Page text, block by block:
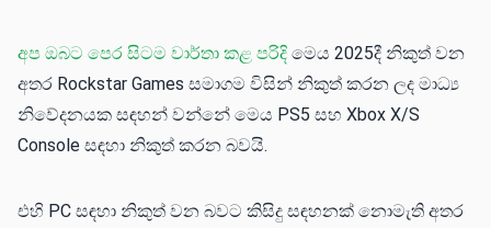
අප ඔබට පෙර සිටම වාර්තා කළ පරිදි මෙය 2025දී නිකුත් වන
අතර Rockstar Games සමාගම විසින් නිකුත් කරන ලද මාධ්‍ය
නිවේදනයක සඳහන් වන්නේ මෙය PS5 සහ Xbox X/S
Console සඳහා නිකුත් කරන බවයි.
එහි PC සඳහා නිකුත් වන බවට කිසිදු සඳහනක් නොමැති අතර